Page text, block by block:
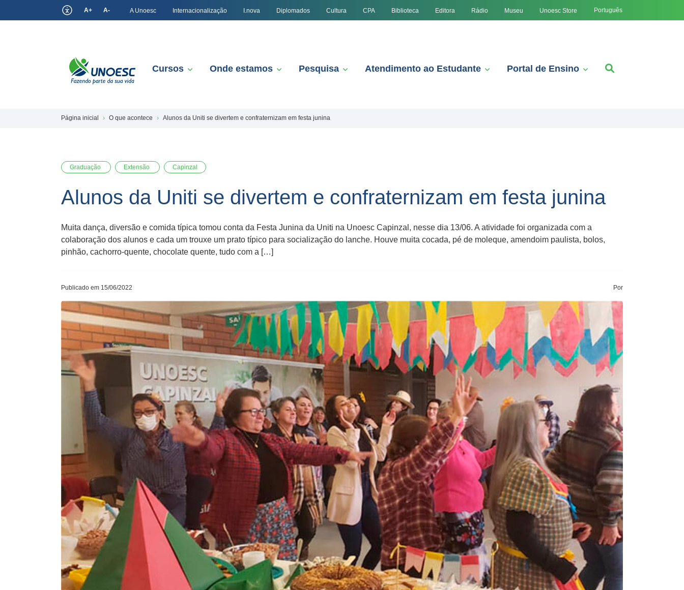
A+ A- A Unoesc Internacionalização I.nova Diplomados Cultura CPA Biblioteca Editora Rádio Museu Unoesc Store Português
Cursos Onde estamos Pesquisa Atendimento ao Estudante Portal de Ensino
Página inicial O que acontece Alunos da Uniti se divertem e confraternizam em festa junina
Graduação Extensão Capinzal
Alunos da Uniti se divertem e confraternizam em festa junina
Muita dança, diversão e comida típica tomou conta da Festa Junina da Uniti na Unoesc Capinzal, nesse dia 13/06. A atividade foi organizada com a
colaboração dos alunos e cada um trouxe um prato típico para socialização do lanche. Houve muita cocada, pé de moleque, amendoim paulista, bolos,
pinhão, cachorro-quente, chocolate quente, tudo com a […]
Publicado em 15/06/2022 Por